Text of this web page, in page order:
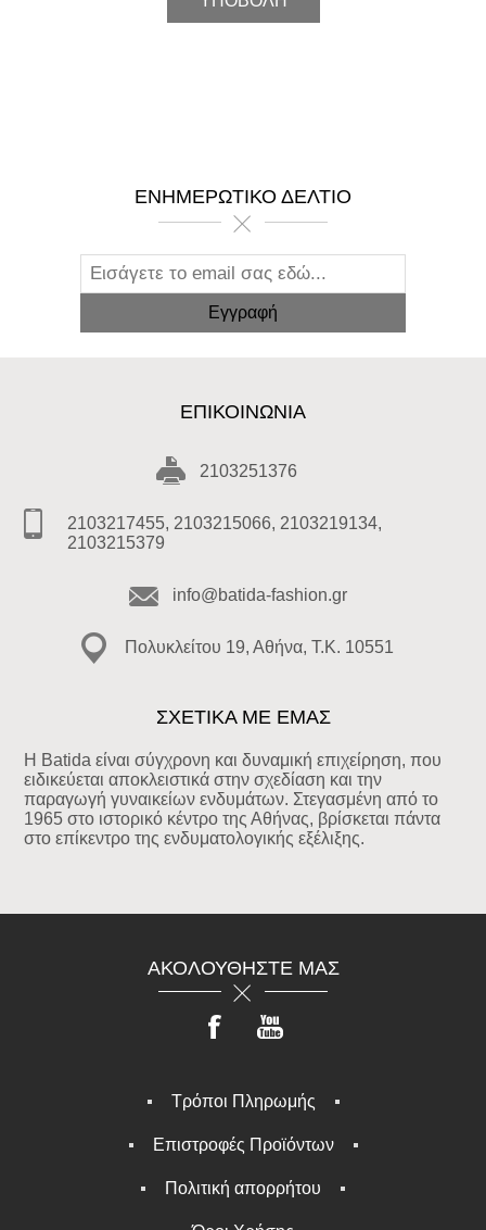
ΕΝΗΜΕΡΩΤΙΚΌ ΔΕΛΤΊΟ
ΕΠΙΚΟΙΝΩΝΊΑ
2103251376
2103217455, 2103215066, 2103219134,
2103215379
info@batida-fashion.gr
Πολυκλείτου 19, Αθήνα, T.K. 10551
ΣΧΕΤΙΚΑ ΜΕ ΕΜΑΣ
Η Batida είναι σύγχρονη και δυναμική επιχείρηση, που
ειδικεύεται αποκλειστικά στην σχεδίαση και την
παραγωγή γυναικείων ενδυμάτων. Στεγασμένη από το
1965 στο ιστορικό κέντρο της Αθήνας, βρίσκεται πάντα
στο επίκεντρο της ενδυματολογικής εξέλιξης.
ΑΚΟΛΟΥΘΉΣΤΕ ΜΑΣ
Τρόποι Πληρωμής
Επιστροφές Προϊόντων
Πολιτική απορρήτου